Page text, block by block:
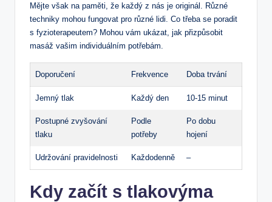
Mějte však na paměti, že každý z nás je originál. Různé
techniky mohou fungovat pro různé lidi. Co třeba se poradit
s fyzioterapeutem? Mohou vám ukázat, jak přizpůsobit
masáž vašim individuálním potřebám.
Doporučení Frekvence Doba trvání
Jemný tlak Každý den 10-15 minut
Postupné zvyšování
tlaku
Podle
potřeby
Po dobu
hojení
Udržování pravidelnosti Každodenně –
Kdy začít s tlakovýma